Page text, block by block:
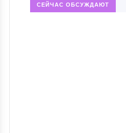
СЕЙЧАС ОБСУЖДАЮТ